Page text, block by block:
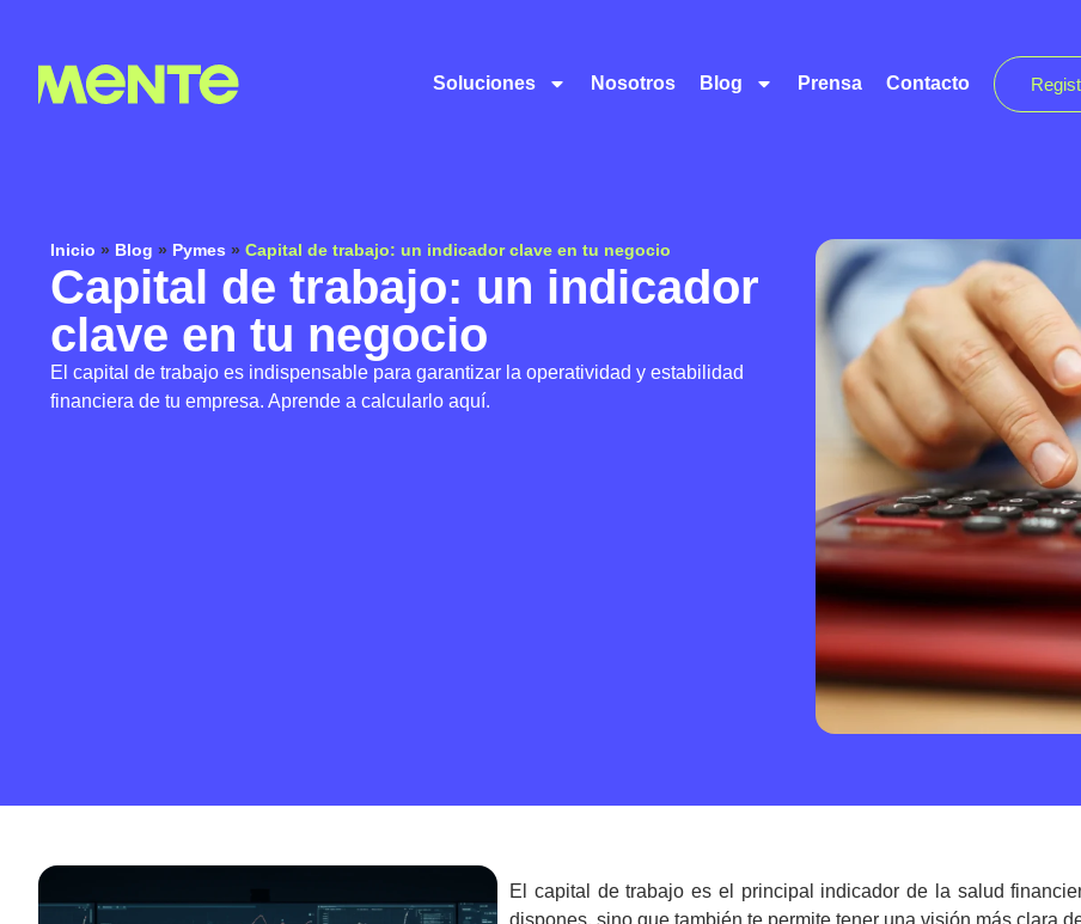
Soluciones Nosotros Blog Prensa Contacto
Inicio » Blog » Pymes » Capital de trabajo: un indicador clave en tu negocio
Capital de trabajo: un indicador
clave en tu negocio
El capital de trabajo es indispensable para garantizar la operatividad y estabilidad
financiera de tu empresa. Aprende a calcularlo aquí.
El capital de trabajo es el principal indicador de la salud
dispones, sino que también te permite tener una visión más clara